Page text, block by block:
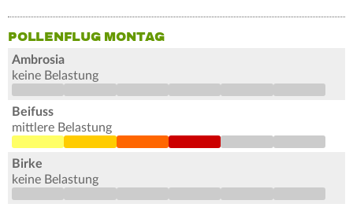
POLLENFLUG MONTAG
Ambrosia
keine Belastung
Beifuss
mittlere Belastung
Birke
keine Belastung